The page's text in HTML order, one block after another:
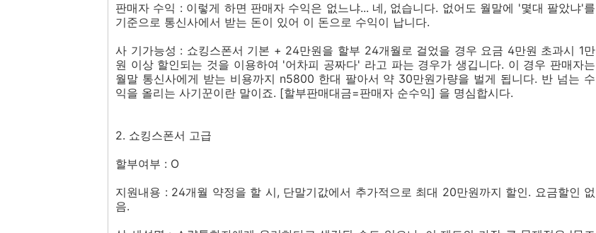
판매자 수익 : 이렇게 하면 판매자 수익은 없느냐... 네, 없습니다. 없어도 월말에 '몇대 팔았냐'를
기준으로 통신사에서 받는 돈이 있어 이 돈으로 수익이 납니다.
사 기가능성 : 쇼킹스폰서 기본 + 24만원을 할부 24개월로 걸었을 경우 요금 4만원 초과시 1만
원 이상 할인되는 것을 이용하여 '어차피 공짜다' 라고 파는 경우가 생깁니다. 이 경우 판매자는
월말 통신사에게 받는 비용까지 n5800 한대 팔아서 약 30만원가량을 벌게 됩니다. 반 넘는 수
익을 올리는 사기꾼이란 말이죠. [할부판매대금=판매자 순수익] 을 명심합시다.
2. 쇼킹스폰서 고급
할부여부 : O
지원내용 : 24개월 약정을 할 시, 단말기값에서 추가적으로 최대 20만원까지 할인. 요금할인 없
음.